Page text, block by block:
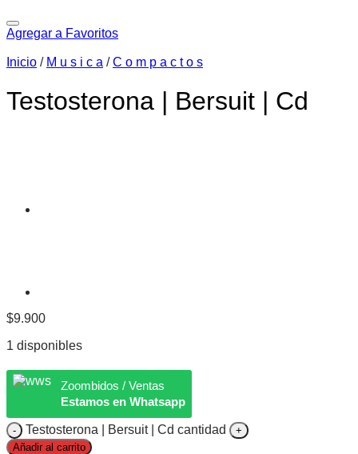
Agregar a Favoritos
Inicio / M u s i c a / C o m p a c t o s
Testosterona | Bersuit | Cd
$9.900
1 disponibles
Zoombidos / Ventas
Estamos en Whatsapp
Testosterona | Bersuit | Cd cantidad
Añadir al carrito